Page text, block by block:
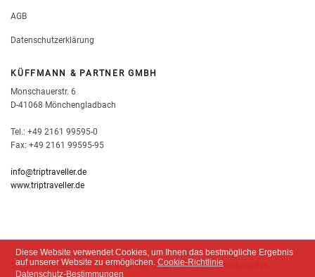
Diese Website verwendet Cookies, um Ihnen das bestmögliche Ergebnis
auf unserer Website zu ermöglichen. Cookie-Richtlinie
Datenschutz-Bestimmungen
AGB
Datenschutzerklärung
KÜFFMANN & PARTNER GMBH
Monschauerstr. 6
D-41068 Mönchengladbach
Tel.: +49 2161 99595-0
Fax: +49 2161 99595-95
info@triptraveller.de
www.triptraveller.de
© 2026 BusMail Küffmann & Partner GmbH. Alle Rechte vorbehalten.